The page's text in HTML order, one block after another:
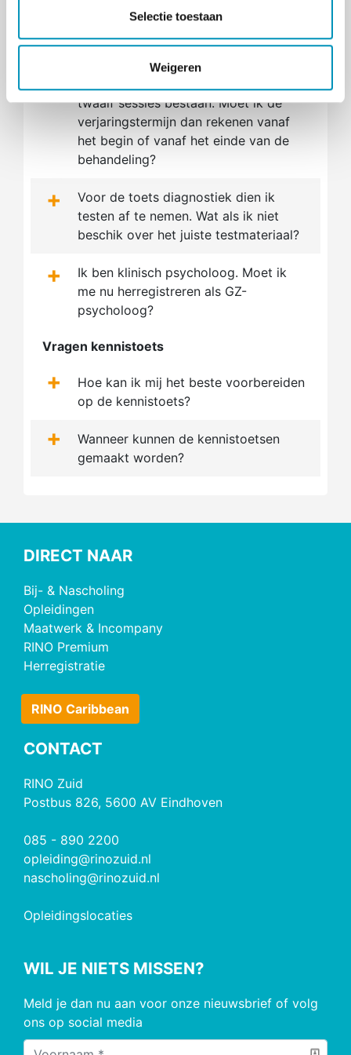
Selectie toestaan
Weigeren
+
vaardighedentoets mag niet langer
dan één jaar oud zijn. In het geval van
twaalf sessies bestaan. Moet ik de
verjaringstermijn dan rekenen vanaf
het begin of vanaf het einde van de
behandeling?
+
Voor de toets diagnostiek dien ik
testen af te nemen. Wat als ik niet
beschik over het juiste testmateriaal?
+
Ik ben klinisch psycholoog. Moet ik
me nu herregistreren als GZ-
psycholoog?
Vragen kennistoets
+
Hoe kan ik mij het beste voorbereiden
op de kennistoets?
+
Wanneer kunnen de kennistoetsen
gemaakt worden?
DIRECT NAAR
Bij- & Nascholing
Opleidingen
Maatwerk & Incompany
RINO Premium
Herregistratie
RINO Caribbean
CONTACT
RINO Zuid
Postbus 826, 5600 AV Eindhoven
085 - 890 2200
opleiding@rinozuid.nl
nascholing@rinozuid.nl
Opleidingslocaties
WIL JE NIETS MISSEN?
Meld je dan nu aan voor onze nieuwsbrief of volg
ons op social media